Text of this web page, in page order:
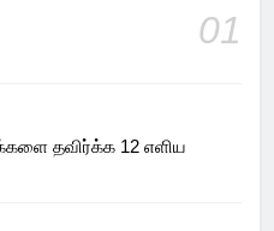
01
தவிர்க்க 12 எளிய